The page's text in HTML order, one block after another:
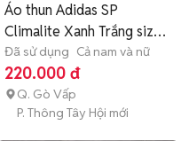
Áo thun Adidas SP
Climalite Xanh Trắng size
SM
Đã sử dụng Cả nam và nữ
220.000 đ
Q. Gò Vấp
P. Thông Tây Hội mới